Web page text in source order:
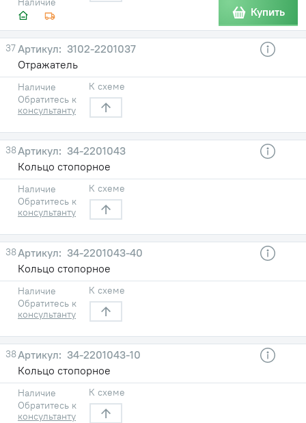
Купить
37
3102-2201037
Отражатель
Наличие
Обратитесь к
консультанту
К схеме
38
34-2201043
Кольцо стопорное
Наличие
Обратитесь к
консультанту
К схеме
38
34-2201043-40
Кольцо стопорное
Наличие
Обратитесь к
консультанту
К схеме
38
34-2201043-10
Кольцо стопорное
Наличие
Обратитесь к
консультанту
К схеме